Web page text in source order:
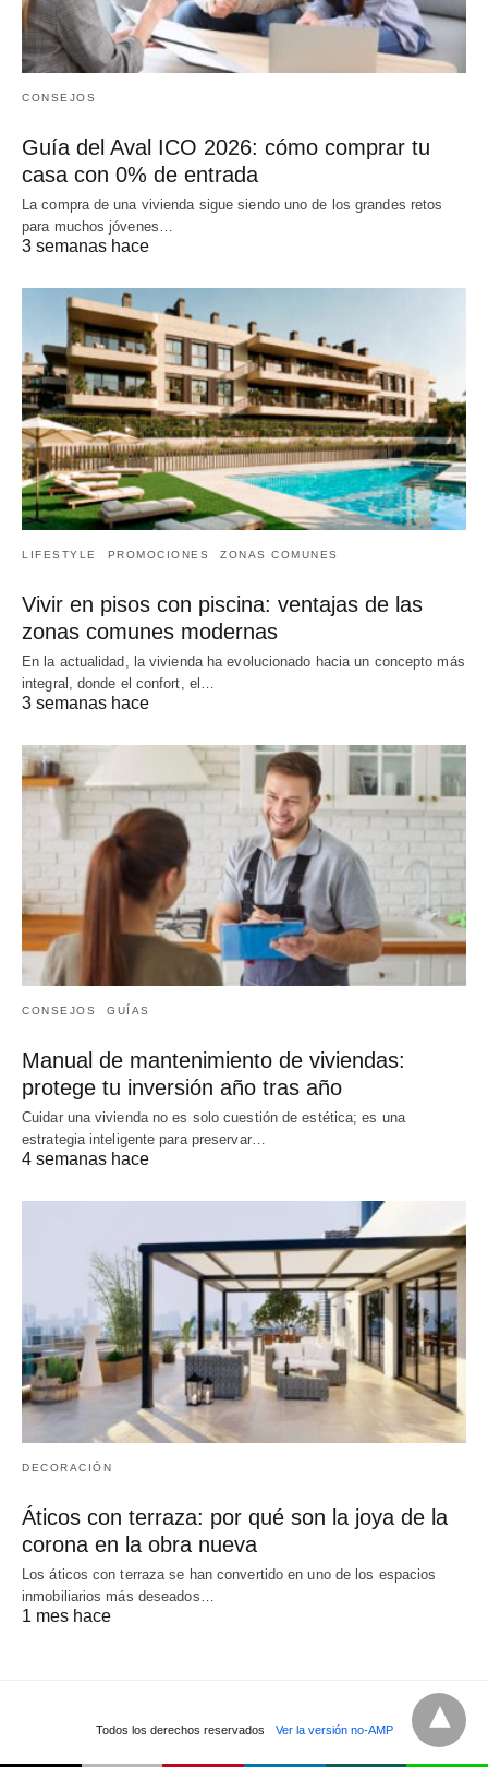
CONSEJOS
Guía del Aval ICO 2026: cómo comprar tu
casa con 0% de entrada
La compra de una vivienda sigue siendo uno de los grandes retos
para muchos jóvenes…
3 semanas hace
LIFESTYLE PROMOCIONES ZONAS COMUNES
Vivir en pisos con piscina: ventajas de las
zonas comunes modernas
En la actualidad, la vivienda ha evolucionado hacia un concepto más
integral, donde el confort, el…
3 semanas hace
CONSEJOS GUÍAS
Manual de mantenimiento de viviendas:
protege tu inversión año tras año
Cuidar una vivienda no es solo cuestión de estética; es una
estrategia inteligente para preservar…
4 semanas hace
DECORACIÓN
Áticos con terraza: por qué son la joya de la
corona en la obra nueva
Los áticos con terraza se han convertido en uno de los espacios
inmobiliarios más deseados…
1 mes hace
Todos los derechos reservados Ver la versión no-AMP